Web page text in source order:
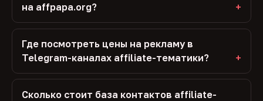
на affpapa.org?
Где посмотреть цены на рекламу в
Telegram-каналах affiliate-тематики?
Сколько стоит база контактов affiliate-